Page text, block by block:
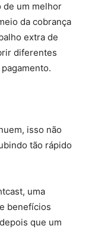
de um melhor
da cobrança
extra de
diferentes
isso não
tão rápido
uma
benefícios
que um